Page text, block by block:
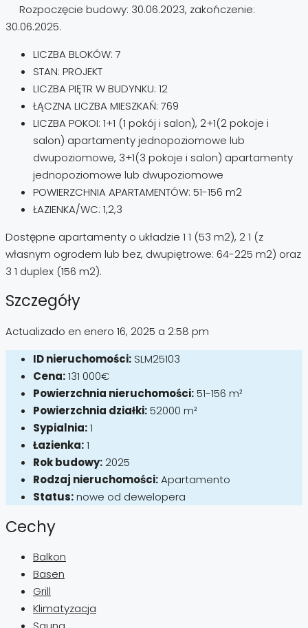
Rozpoczęcie budowy: 30.06.2023, zakończenie:
30.06.2025.
LICZBA BLOKÓW: 7
STAN: PROJEKT
LICZBA PIĘTR W BUDYNKU: 12
ŁĄCZNA LICZBA MIESZKAŃ: 769
LICZBA POKOI: 1+1 (1 pokój i salon), 2+1(2 pokoje i
salon) apartamenty jednopoziomowe lub
dwupoziomowe, 3+1(3 pokoje i salon) apartamenty
jednopoziomowe lub dwupoziomowe
POWIERZCHNIA APARTAMENTÓW: 51-156 m2
ŁAZIENKA/WC: 1,2,3
Dostępne apartamenty o układzie 1 1 (53 m2), 2 1 (z
własnym ogrodem lub bez, dwupiętrowe: 64-225 m2) oraz
3 1 duplex (156 m2).
Szczegóły
Actualizado en enero 16, 2025 a 2:58 pm
ID nieruchomości: SLM25103
Cena:131 000€
Powierzchnia nieruchomości:51-156 m²
Powierzchnia działki:52000 m²
Sypialnia:1
Łazienka:1
Rok budowy: 2025
Rodzaj nieruchomości:Apartamento
Status:nowe od dewelopera
Cechy
Balkon
Basen
Grill
Klimatyzacja